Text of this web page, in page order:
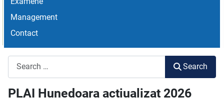
Management
Contact
Search
PLAI Hunedoara actiualizat 2026